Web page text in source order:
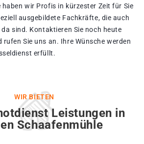
haben wir Profis in kürzester Zeit für Sie
ausgebildete Fachkräfte, die auch
sind. Kontaktieren Sie noch heute
rufen Sie uns an. Ihre Wünsche werden
erfüllt.
WIR BIETEN
Leistungen in
Schaafenmühle